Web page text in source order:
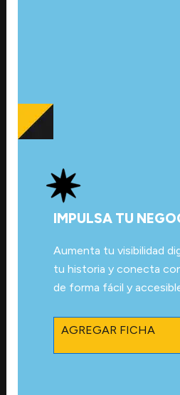
IMPULSA TU
Aumenta tu visibilidad
tu historia y conecta
de forma fácil y
AGREGAR FICHA